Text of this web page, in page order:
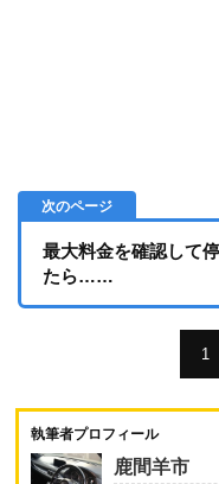
最大料金を確認して
たら……
1
執筆者プロフィール
鹿間羊市